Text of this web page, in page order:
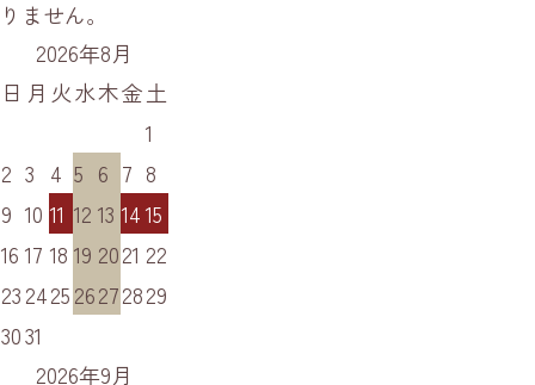
りません。
2026年8月
日 月 火水木金土
1
2 3 4 5 6 7 8
9 10 11 12 13 1415
16 17 18 19 2021 22
23242526272829
3031
2026年9月